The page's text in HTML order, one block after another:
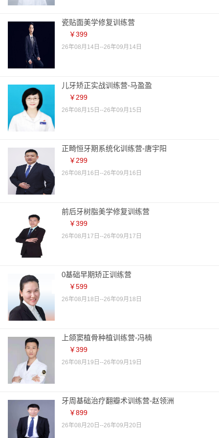
瓷贴面美学修复训练营
￥399
26年08月14日--26年09月14日
儿牙矫正实战训练营-马盈盈
￥299
26年08月15日--26年09月15日
正畸恒牙期系统化训练营-唐宇阳
￥299
26年08月16日--26年09月16日
前后牙树脂美学修复训练营
￥399
26年08月17日--26年09月17日
0基础早期矫正训练营
￥599
26年08月18日--26年09月18日
上颌窦植骨种植训练营-冯楠
￥399
26年08月19日--26年09月19日
牙周基础治疗翻瓣术训练营-赵领洲
￥899
26年08月20日--26年09月20日